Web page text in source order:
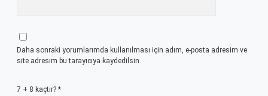
Daha sonraki yorumlarımda kullanılması için adım, e-posta adresim ve
site adresim bu tarayıcıya kaydedilsin.
7 + 8 kaçtır? *